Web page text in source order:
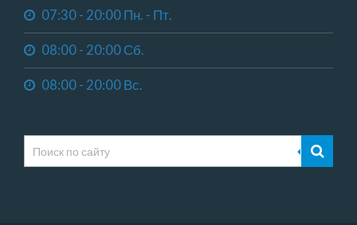
07:30 - 20:00 Пн. - Пт.
08:00 - 20:00 Сб.
08:00 - 20:00 Вс.